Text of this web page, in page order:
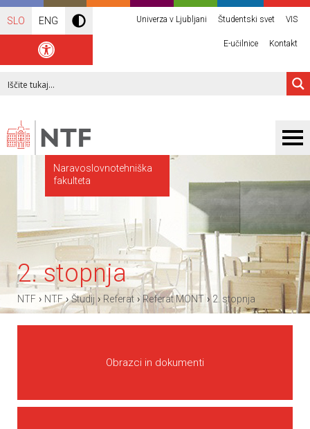
SLO ENG Univerza v Ljubljani Študentski svet VIS
E-učilnice Kontakt
Naravoslovnotehniška
fakulteta
2. stopnja
NTF › NTF›Študij › Referat ›Referat MONT ›2. stopnja
Obrazci in dokumenti